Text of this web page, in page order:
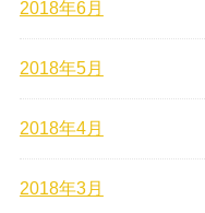
2018年6月
2018年5月
2018年4月
2018年3月